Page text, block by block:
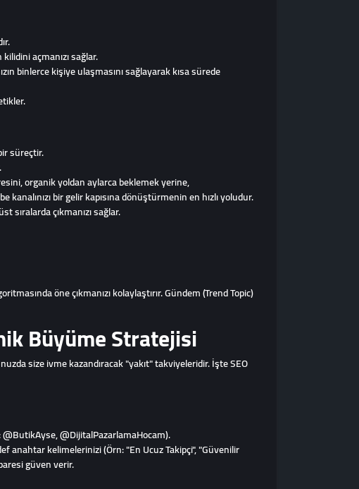
açmanızı sağlar.
binlerce kişiye ulaşmasını sağlayarak kısa sürede
süreçtir.
organik yoldan aylarca beklemek yerine,
bir gelir kapısına dönüştürmenin en hızlı yoludur.
sıralarda çıkmanızı sağlar.
öne çıkmanızı kolaylaştırır. Gündem (Trend Topic)
Büyüme Stratejisi
size ivme kazandıracak "yakıt" takviyeleridir. İşte SEO
@DijitalPazarlamaHocam).
anahtar kelimelerinizi (Örn: "En Ucuz Takipçi", "Güvenilir
güven verir.